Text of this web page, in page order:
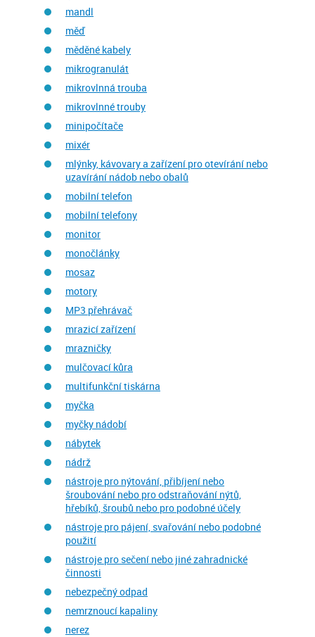
mandl
měď
měděné kabely
mikrogranulát
mikrovlnná trouba
mikrovlnné trouby
minipočítače
mixér
mlýnky, kávovary a zařízení pro otevírání nebo
uzavírání nádob nebo obalů
mobilní telefon
mobilní telefony
monitor
monočlánky
mosaz
motory
MP3 přehrávač
mrazicí zařízení
mrazničky
mulčovací kůra
multifunkční tiskárna
myčka
myčky nádobí
nábytek
nádrž
nástroje pro nýtování, přibíjení nebo
šroubování nebo pro odstraňování nýtů,
hřebíků, šroubů nebo pro podobné účely
nástroje pro pájení, svařování nebo podobné
použití
nástroje pro sečení nebo jiné zahradnické
činnosti
nebezpečný odpad
nemrznoucí kapaliny
nerez